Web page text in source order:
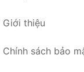
Giới thiệu
Chính sách bảo